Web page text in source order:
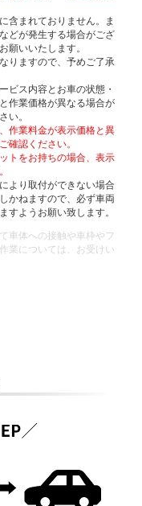
含まれておりません。ま
どが発生する場合がござ
願いいたします。
りますので、予めご了承
ビス内容とお車の状態・
作業価格が異なる場合が
い。
作業料金が表示価格と異
確認ください。
トをお持ちの場合、表示
より取付ができない場合
かねますので、必ず車両
すようお願い致します。
車体への接触や車枠やフ
業については、お受けい